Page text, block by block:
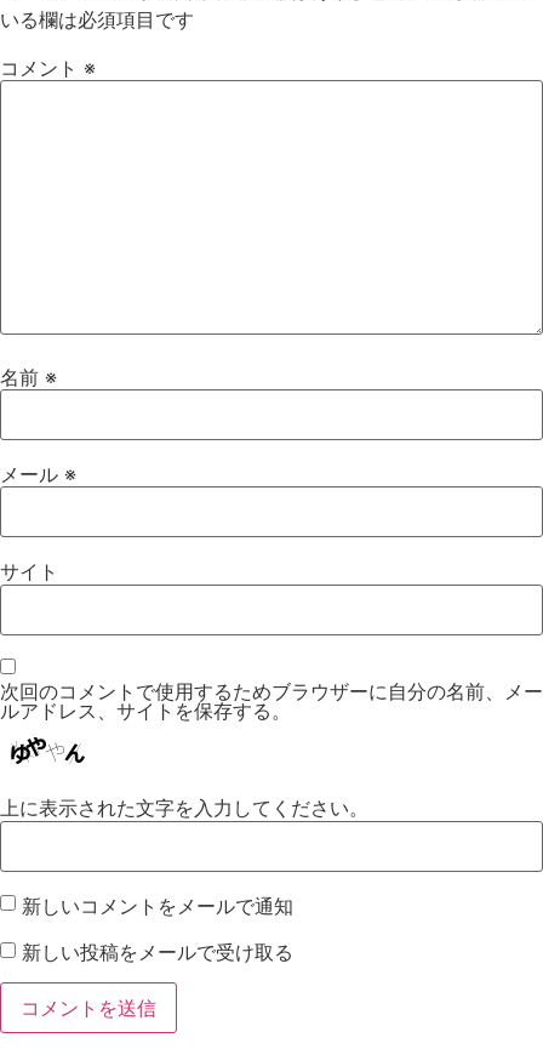
いる欄は必須項目です
コメント ※
名前 ※
メール ※
サイト
次回のコメントで使用するためブラウザーに自分の名前、メー
ルアドレス、サイトを保存する。
上に表示された文字を入力してください。
新しいコメントをメールで通知
新しい投稿をメールで受け取る